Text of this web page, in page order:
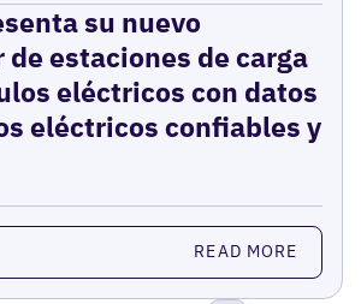
su nuevo
estaciones de carga
eléctricos con datos
eléctricos confiables y
READ MORE